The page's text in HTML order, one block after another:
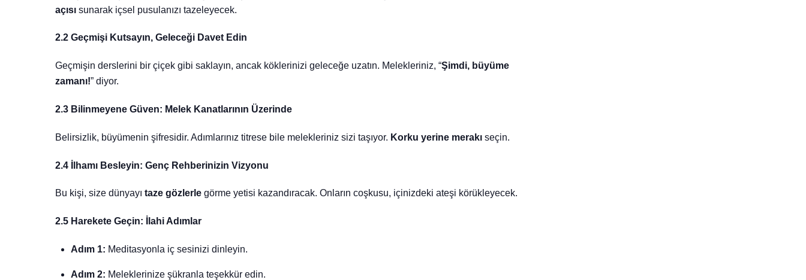
açısı sunarak içsel pusulanızı tazeleyecek.
2.2 Geçmişi Kutsayın, Geleceği Davet Edin
Geçmişin derslerini bir çiçek gibi saklayın, ancak köklerinizi geleceğe uzatın. Melekleriniz, “Şimdi, büyüme
zamanı!” diyor.
2.3 Bilinmeyene Güven: Melek Kanatlarının Üzerinde
Belirsizlik, büyümenin şifresidir. Adımlarınız titrese bile melekleriniz sizi taşıyor. Korku yerine merakı seçin.
2.4 İlhamı Besleyin: Genç Rehberinizin Vizyonu
Bu kişi, size dünyayı taze gözlerle görme yetisi kazandıracak. Onların coşkusu, içinizdeki ateşi körükleyecek.
2.5 Harekete Geçin: İlahi Adımlar
Adım 1: Meditasyonla iç sesinizi dinleyin.
Adım 2: Meleklerinize şükranla teşekkür edin.